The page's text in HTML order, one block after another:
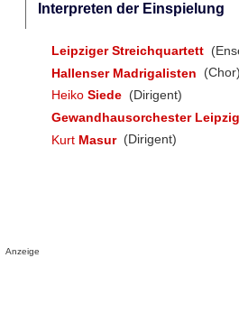
Interpreten der Einspielung
Leipziger Streichquartett
Hallenser Madrigalisten
(Chor)
Heiko Siede (Dirigent)
Gewandhausorchester Leipzig
Kurt Masur (Dirigent)
Anzeige